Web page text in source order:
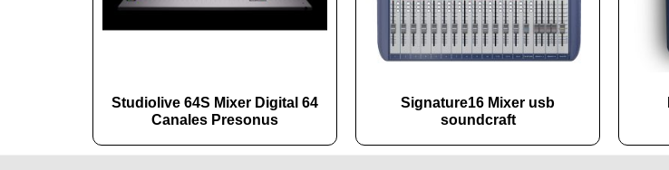
Studiolive 64S Mixer Digital 64
Canales Presonus
Signature16 Mixer usb
soundcraft